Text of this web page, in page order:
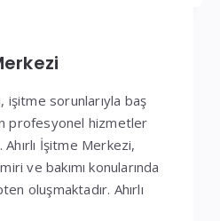
işitme sorunlarıyla baş
profesyonel hizmetler
İşitme Merkezi,
ve bakımı konularında
oluşmaktadır. Ahırlı